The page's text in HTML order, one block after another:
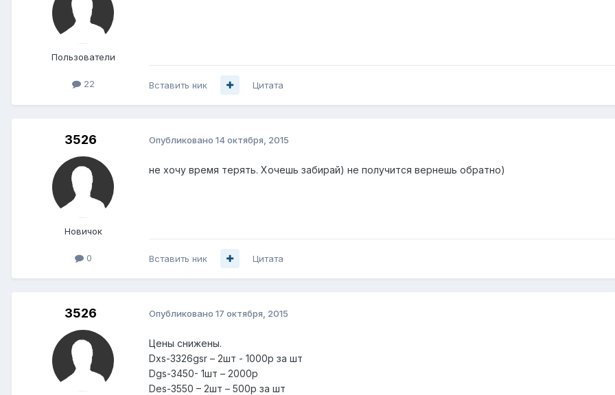
Пользователи
22 Вставить ник Цитата
3526
Новичок
0
Опубликовано 14 октября, 2015
не хочу время терять. Хочешь забирай) не получится вернешь обратно)
Вставить ник Цитата
3526 Опубликовано 17 октября, 2015
Цены снижены.
Dxs-3326gsr – 2шт - 1000р за шт
Dgs-3450- 1шт – 2000р
Des-3550 – 2шт – 500р за шт